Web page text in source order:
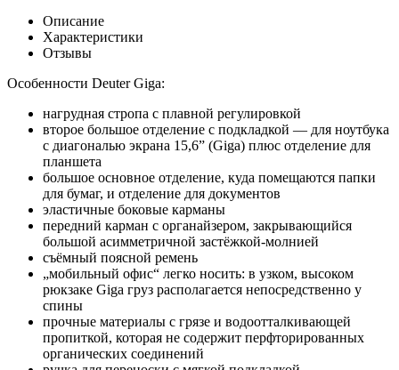
Описание
Характеристики
Отзывы
Особенности Deuter Giga:
нагрудная стропа с плавной регулировкой
второе большое отделение с подкладкой — для ноутбука
с диагональю экрана 15,6” (Giga) плюс отделение для
планшета
большое основное отделение, куда помещаются папки
для бумаг, и отделение для документов
эластичные боковые карманы
передний карман с органайзером, закрывающийся
большой асимметричной застёжкой-молнией
съёмный поясной ремень
„мобильный офис“ легко носить: в узком, высоком
рюкзаке Giga груз располагается непосредственно у
спины
прочные материалы с грязе и водоотталкивающей
пропиткой, которая не содержит перфторированных
органических соединений